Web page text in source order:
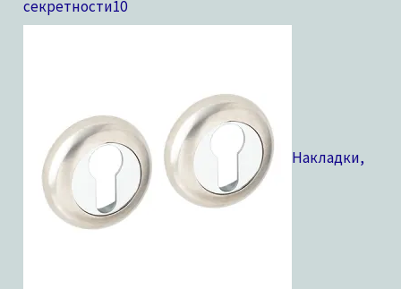
секретности10
Накладки,